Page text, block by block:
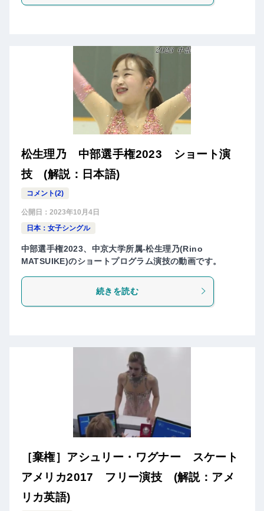
松生理乃 中部選手権2023 ショート演
技 (解説：日本語)
コメント(2)
公開日： 2023年10月4日
日本：女子シングル
中部選手権2023、中京大学所属-松生理乃(Rino
MATSUIKE)のショートプログラム演技の動画です。
続きを読む
［棄権］アシュリー・ワグナー スケート
アメリカ2017 フリー演技 (解説：アメ
リカ英語)